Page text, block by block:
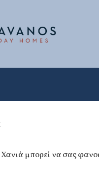
μπορεί να σας